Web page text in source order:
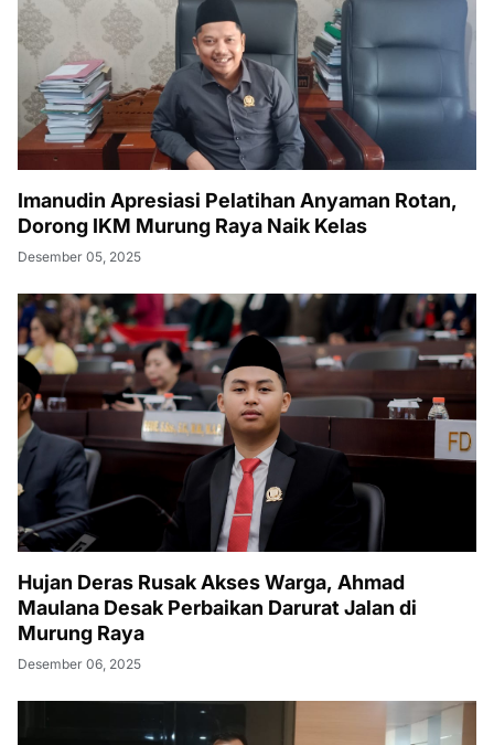
Imanudin Apresiasi Pelatihan Anyaman Rotan,
Dorong IKM Murung Raya Naik Kelas
Desember 05, 2025
Hujan Deras Rusak Akses Warga, Ahmad
Maulana Desak Perbaikan Darurat Jalan di
Murung Raya
Desember 06, 2025